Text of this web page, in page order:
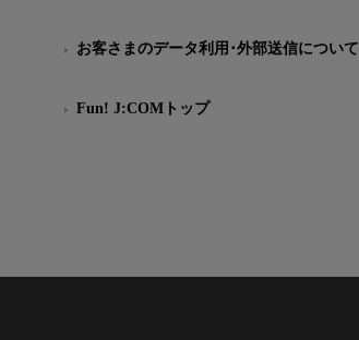
お客さまのデータ利用･外部送信について
Fun! J:COMトップ